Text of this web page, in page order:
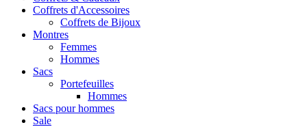
Coffrets d'Accessoires
Coffrets de Bijoux
Montres
Femmes
Hommes
Sacs
Portefeuilles
Hommes
Sacs pour hommes
Sale